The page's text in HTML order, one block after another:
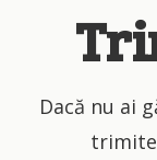
Dacă nu ai
trimite